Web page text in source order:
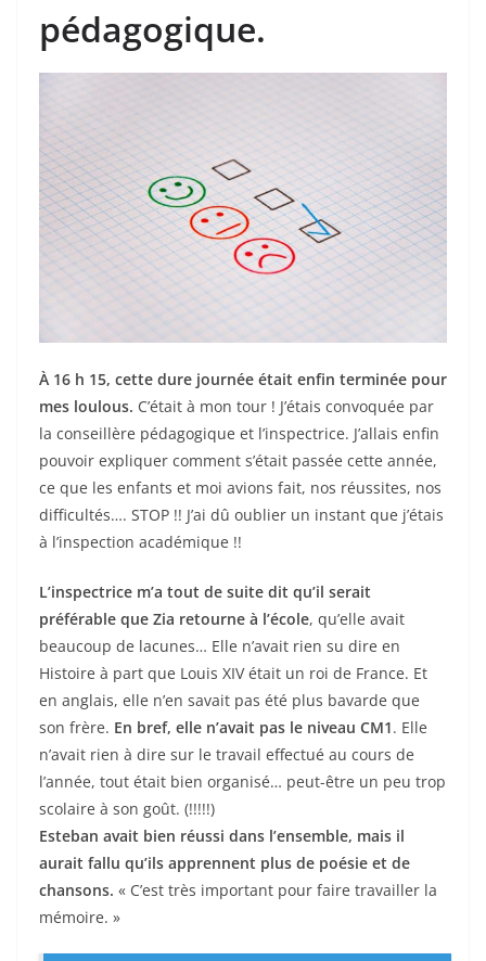
pédagogique.
À 16 h 15, cette dure journée était enfin terminée pour
mes loulous. C’était à mon tour ! J’étais convoquée par
la conseillère pédagogique et l’inspectrice. J’allais enfin
pouvoir expliquer comment s’était passée cette année,
ce que les enfants et moi avions fait, nos réussites, nos
difficultés…. STOP !! J’ai dû oublier un instant que j’étais
à l’inspection académique !!
L’inspectrice m’a tout de suite dit qu’il serait
préférable que Zia retourne à l’école, qu’elle avait
beaucoup de lacunes… Elle n’avait rien su dire en
Histoire à part que Louis XIV était un roi de France. Et
en anglais, elle n’en savait pas été plus bavarde que
son frère. En bref, elle n’avait pas le niveau CM1. Elle
n’avait rien à dire sur le travail effectué au cours de
l’année, tout était bien organisé… peut-être un peu trop
scolaire à son goût. (!!!!!)
Esteban avait bien réussi dans l’ensemble, mais il
aurait fallu qu’ils apprennent plus de poésie et de
chansons. « C’est très important pour faire travailler la
mémoire. »